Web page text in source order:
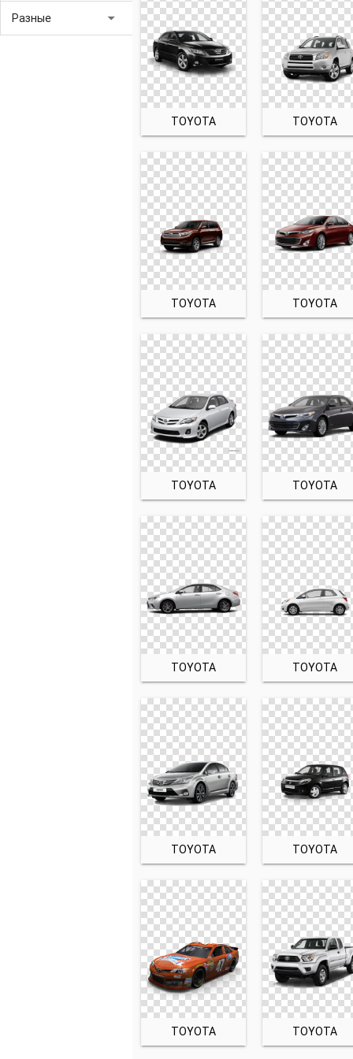
Разные arrow_drop_down
TOYOTA TOYOTA
TOYOTA TOYOTA
TOYOTA TOYOTA
TOYOTA TOYOTA
TOYOTA TOYOTA
TOYOTA TOYOTA